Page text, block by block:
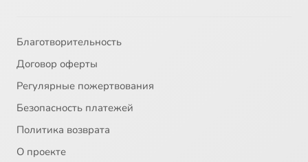
Благотворительность
Договор оферты
Регулярные пожертвования
Безопасность платежей
Политика возврата
О проекте